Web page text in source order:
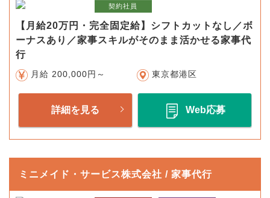
契約社員
【月給20万円・完全固定給】シフトカットなし／ボ
ーナスあり／家事スキルがそのまま活かせる家事代
行
月給 200,000円～ 東京都港区
詳細を見る Web応募
ミニメイド・サービス株式会社 / 家事代行